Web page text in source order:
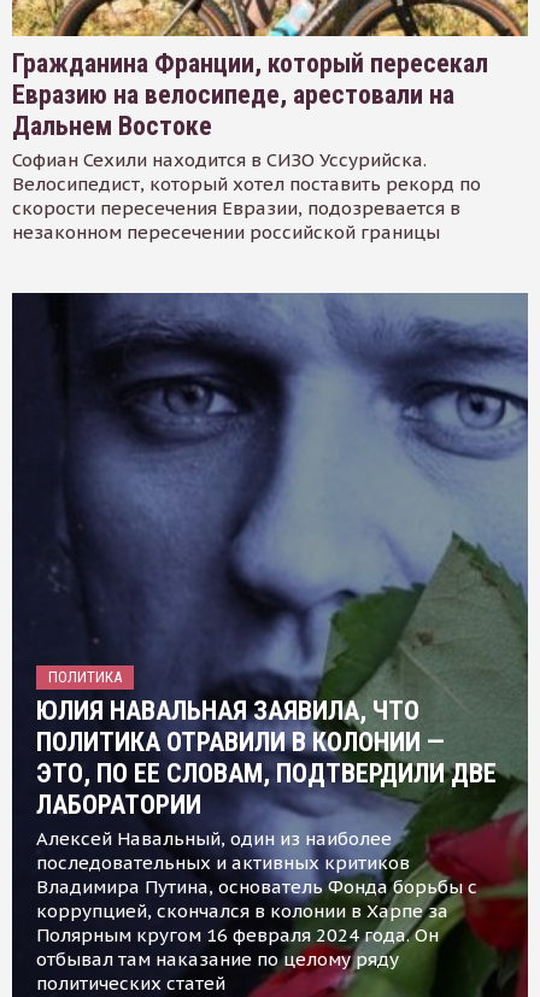
Гражданина Франции, который пересекал
Евразию на велосипеде, арестовали на
Дальнем Востоке
Софиан Сехили находится в СИЗО Уссурийска.
Велосипедист, который хотел поставить рекорд по
скорости пересечения Евразии, подозревается в
незаконном пересечении российской границы
ПОЛИТИКА
ЮЛИЯ НАВАЛЬНАЯ ЗАЯВИЛА, ЧТО
ПОЛИТИКА ОТРАВИЛИ В КОЛОНИИ —
ЭТО, ПО ЕЕ СЛОВАМ, ПОДТВЕРДИЛИ ДВЕ
ЛАБОРАТОРИИ
Алексей Навальный, один из наиболее
последовательных и активных критиков
Владимира Путина, основатель Фонда борьбы с
коррупцией, скончался в колонии в Харпе за
Полярным кругом 16 февраля 2024 года. Он
отбывал там наказание по целому ряду
политических статей